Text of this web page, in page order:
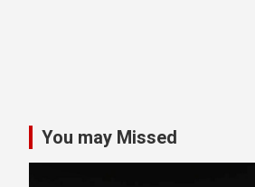
You may Missed